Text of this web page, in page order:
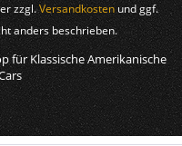
zzgl.Versandkosten und ggf.
anders beschrieben.
für Klassische Amerikanische